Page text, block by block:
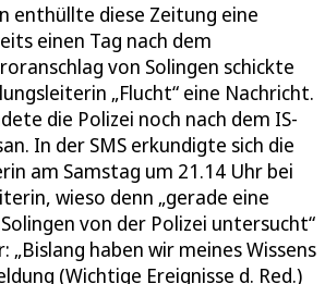
enthüllte diese Zeitung eine
einen Tag nach dem
von Solingen schickte
„Flucht“ eine Nachricht.
die Polizei noch nach dem IS-
In der SMS erkundigte sich die
am Samstag um 21.14 Uhr bei
wieso denn „gerade eine
von der Polizei untersucht“
„Bislang haben wir meines Wissens
(Wichtige Ereignisse d. Red.)